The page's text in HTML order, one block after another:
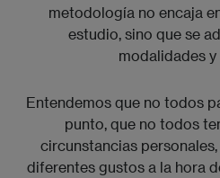
metodología no encaja
estudio, sino que se
modalidades
Entendemos que no todos
punto, que no todos
circunstancias
diferentes gustos a la hora